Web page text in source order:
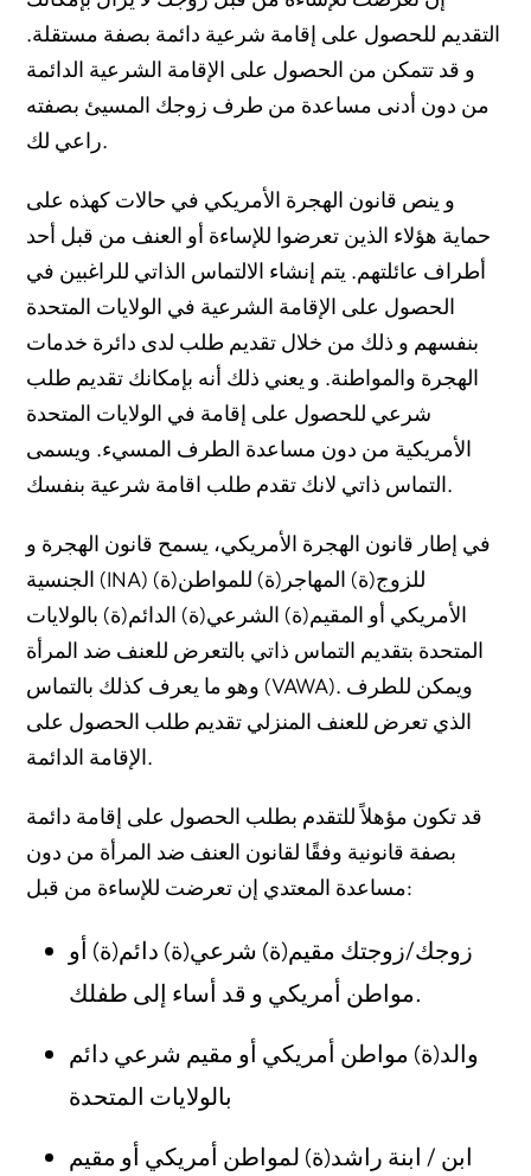
Preguntas Frecuentes
Tabla Resumen de Preguntas y Estrategias
Tabla Resumen de Acciones y Beneficios
Ayuda Legal Experta En Herman Legal Group, LLC
التقديم للحصول على إقامة شرعية دائمة بصفة مستقلة.
و قد تتمكن من الحصول على الإقامة الشرعية الدائمة
من دون أدنى مساعدة من طرف زوجك المسيئ بصفته
راعي لك.
و ينص قانون الهجرة الأمريكي في حالات كهذه على
حماية هؤلاء الذين تعرضوا للإساءة أو العنف من قبل أحد
أطراف عائلتهم. يتم إنشاء الالتماس الذاتي للراغبين في
الحصول على الإقامة الشرعية في الولايات المتحدة
بنفسهم و ذلك من خلال تقديم طلب لدى دائرة خدمات
الهجرة والمواطنة. و يعني ذلك أنه بإمكانك تقديم طلب
شرعي للحصول على إقامة في الولايات المتحدة
الأمريكية من دون مساعدة الطرف المسيء. ويسمى
التماس ذاتي لانك تقدم طلب اقامة شرعية بنفسك.
في إطار قانون الهجرة الأمريكي، يسمح قانون الهجرة و
الجنسية (INA) للزوج(ة) المهاجر(ة) للمواطن(ة)
الأمريكي أو المقيم(ة) الشرعي(ة) الدائم(ة) بالولايات
المتحدة بتقديم التماس ذاتي بالتعرض للعنف ضد المرأة
وهو ما يعرف كذلك بالتماس (VAWA). ويمكن للطرف
الذي تعرض للعنف المنزلي تقديم طلب الحصول على
الإقامة الدائمة.
قد تكون مؤهلاً للتقدم بطلب الحصول على إقامة دائمة
بصفة قانونية وفقًا لقانون العنف ضد المرأة من دون
مساعدة المعتدي إن تعرضت للإساءة من قبل:
زوجك/زوجتك مقيم(ة) شرعي(ة) دائم(ة) أو
مواطن أمريكي و قد أساء إلى طفلك.
والد(ة) مواطن أمريكي أو مقيم شرعي دائم
ابن / ابنة راشد(ة) لمواطن أمريكي أو مقيم